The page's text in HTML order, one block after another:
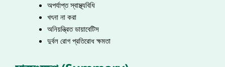
অপর্যাপ্ত স্বাস্থ্যবিধি
খৎনা না করা
অনিয়ন্ত্রিত ডায়াবেটিস
দুর্বল রোগ প্রতিরোধ ক্ষমতা